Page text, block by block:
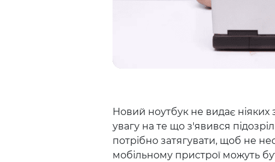
Новий ноутбук не видає ніяких
увагу на те що з'явився
потрібно затягувати, щоб не
мобільному пристрої можуть